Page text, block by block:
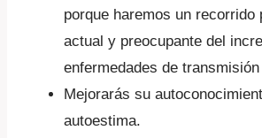
porque haremos un recorrido
actual y preocupante del
enfermedades de
Mejorarás su
autoestima.